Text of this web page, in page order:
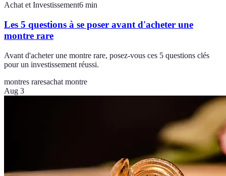
Achat et Investissement6 min
Les 5 questions à se poser avant d'acheter une
montre rare
Avant d'acheter une montre rare, posez-vous ces 5 questions clés
pour un investissement réussi.
montres raresachat montre
Aug 3